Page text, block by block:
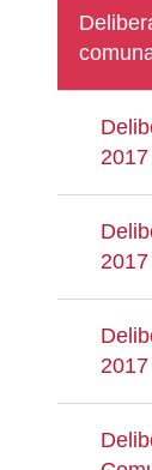
2017
2017
2017